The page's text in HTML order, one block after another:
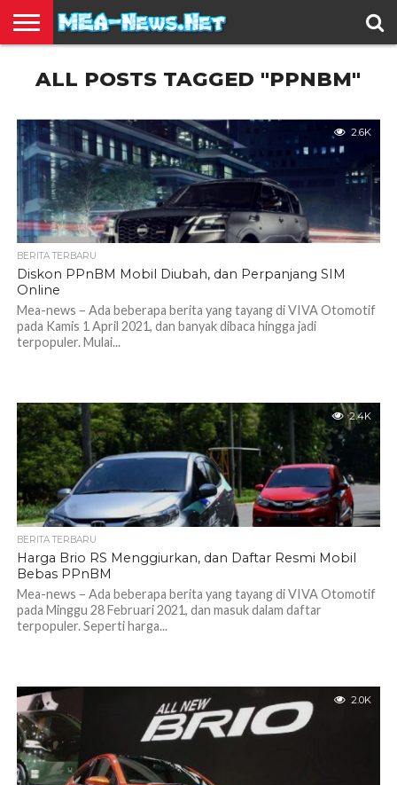
TERBARU
EDUKASI
HIBURAN
INSPIRASI
KESEHATAN
KULINER
OLAH
RAGA
OTOMOTIF
TRAVEL
JUAL
BELI
ALL POSTS TAGGED "PPNBM"
2.6K
BERITA TERBARU
Diskon PPnBM Mobil Diubah, dan Perpanjang SIM
Online
Mea-news – Ada beberapa berita yang tayang di VIVA Otomotif
pada Kamis 1 April 2021, dan banyak dibaca hingga jadi
terpopuler. Mulai...
2.4K
BERITA TERBARU
Harga Brio RS Menggiurkan, dan Daftar Resmi Mobil
Bebas PPnBM
Mea-news – Ada beberapa berita yang tayang di VIVA Otomotif
pada Minggu 28 Februari 2021, dan masuk dalam daftar
terpopuler. Seperti harga...
2.0K